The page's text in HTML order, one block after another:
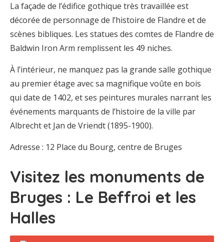
La façade de l’édifice gothique très travaillée est
décorée de personnage de l’histoire de Flandre et de
scènes bibliques. Les statues des comtes de Flandre de
Baldwin Iron Arm remplissent les 49 niches.
À l’intérieur, ne manquez pas la grande salle gothique
au premier étage avec sa magnifique voûte en bois
qui date de 1402, et ses peintures murales narrant les
événements marquants de l’histoire de la ville par
Albrecht et Jan de Vriendt (1895-1900).
Adresse : 12 Place du Bourg, centre de Bruges
Visitez les monuments de
Bruges : Le Beffroi et les
Halles